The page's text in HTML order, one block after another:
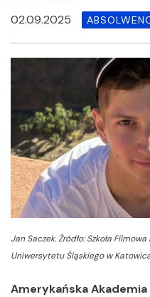
02.09.2025
Jan Saczek.Źródło: Szkoła
Uniwersytetu Śląskiego w
Amerykańska